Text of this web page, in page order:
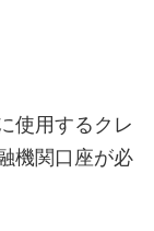
使用するクレ
機関口座が必